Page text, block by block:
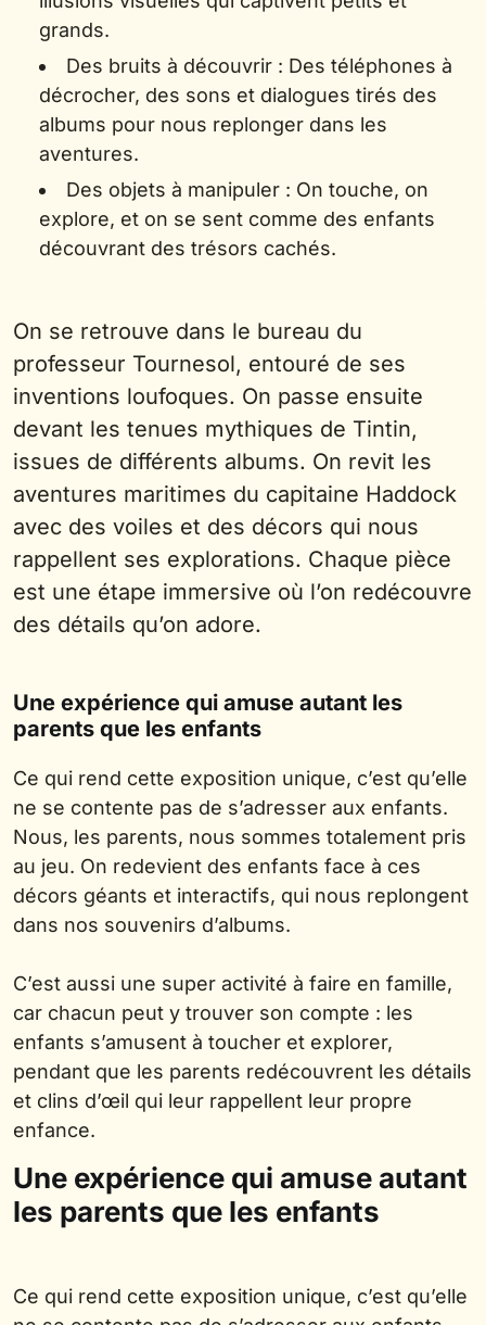
grands.
Des bruits à découvrir : Des téléphones à
décrocher, des sons et dialogues tirés des
albums pour nous replonger dans les
aventures.
Des objets à manipuler : On touche, on
explore, et on se sent comme des enfants
découvrant des trésors cachés.
On se retrouve dans le bureau du
professeur Tournesol, entouré de ses
inventions loufoques. On passe ensuite
devant les tenues mythiques de Tintin,
issues de différents albums. On revit les
aventures maritimes du capitaine Haddock
avec des voiles et des décors qui nous
rappellent ses explorations. Chaque pièce
est une étape immersive où l’on redécouvre
des détails qu’on adore.
Une expérience qui amuse autant les
parents que les enfants
Ce qui rend cette exposition unique, c’est qu’elle
ne se contente pas de s’adresser aux enfants.
Nous, les parents, nous sommes totalement pris
au jeu. On redevient des enfants face à ces
décors géants et interactifs, qui nous replongent
dans nos souvenirs d’albums.
C’est aussi une super activité à faire en famille,
car chacun peut y trouver son compte : les
enfants s’amusent à toucher et explorer,
pendant que les parents redécouvrent les détails
et clins d’œil qui leur rappellent leur propre
enfance.
Une expérience qui amuse autant
les parents que les enfants
Ce qui rend cette exposition unique, c’est qu’elle